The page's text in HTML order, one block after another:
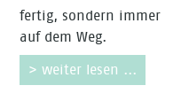
fertig, sondern immer
auf dem Weg.
> weiter lesen ...